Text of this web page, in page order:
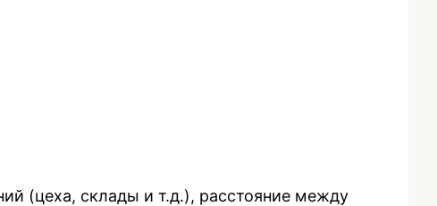
(цеха, склады и т.д.), расстояние между